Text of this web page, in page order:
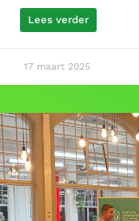
Lees verder
17 maart 2025